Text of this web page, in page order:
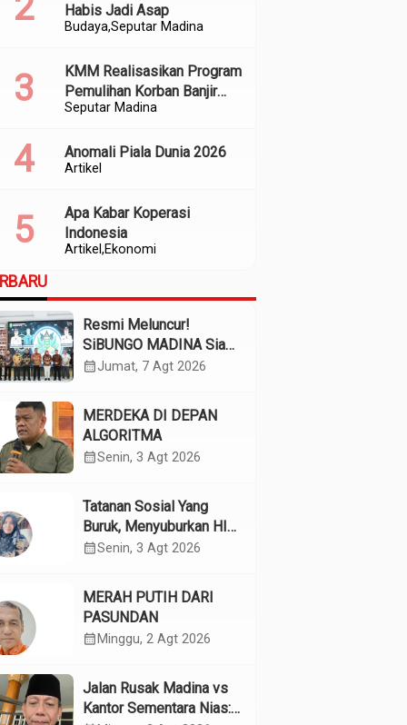
BudayaSeputar Madina
Habis Jadi Asap
Seputar Madina
KMM Realisasikan Program
Pemulihan Korban Banjir
dan Longsor di Kabupaten
Artikel
Anomali Piala Dunia 2026
Artikel Ekonomi
Apa Kabar Koperasi
Indonesia
Resmi Meluncur!
SiBUNGO MADINA Siap
Optimalkan Pendapatan
calendar_monthJumat, 7 Agt 2026
MERDEKA DI DEPAN
ALGORITMA
calendar_monthSenin, 3 Agt 2026
Tatanan Sosial Yang
Buruk, Menyuburkan HIV
Pada Remaja
calendar_monthSenin, 3 Agt 2026
MERAH PUTIH DARI
PASUNDAN
calendar_month Minggu, 2 Agt 2026
Jalan Rusak Madina vs
Kantor Sementara Nias: